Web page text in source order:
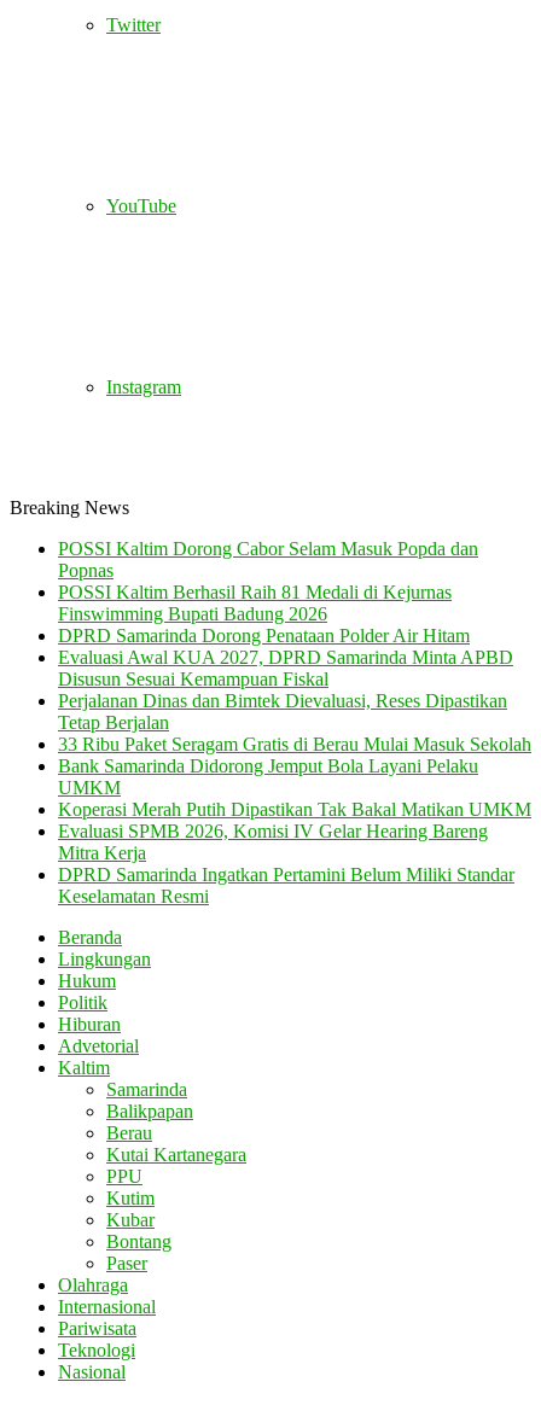
Twitter
YouTube
Instagram
Breaking News
POSSI Kaltim Dorong Cabor Selam Masuk Popda dan
Popnas
POSSI Kaltim Berhasil Raih 81 Medali di Kejurnas
Finswimming Bupati Badung 2026
DPRD Samarinda Dorong Penataan Polder Air Hitam
Evaluasi Awal KUA 2027, DPRD Samarinda Minta APBD
Disusun Sesuai Kemampuan Fiskal
Perjalanan Dinas dan Bimtek Dievaluasi, Reses Dipastikan
Tetap Berjalan
33 Ribu Paket Seragam Gratis di Berau Mulai Masuk Sekolah
Bank Samarinda Didorong Jemput Bola Layani Pelaku
UMKM
Koperasi Merah Putih Dipastikan Tak Bakal Matikan UMKM
Evaluasi SPMB 2026, Komisi IV Gelar Hearing Bareng
Mitra Kerja
DPRD Samarinda Ingatkan Pertamini Belum Miliki Standar
Keselamatan Resmi
Beranda
Lingkungan
Hukum
Politik
Hiburan
Advetorial
Kaltim
Samarinda
Balikpapan
Berau
Kutai Kartanegara
PPU
Kutim
Kubar
Bontang
Paser
Olahraga
Internasional
Pariwisata
Teknologi
Nasional